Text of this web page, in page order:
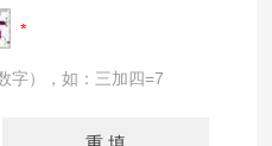
字），如：三加四=7